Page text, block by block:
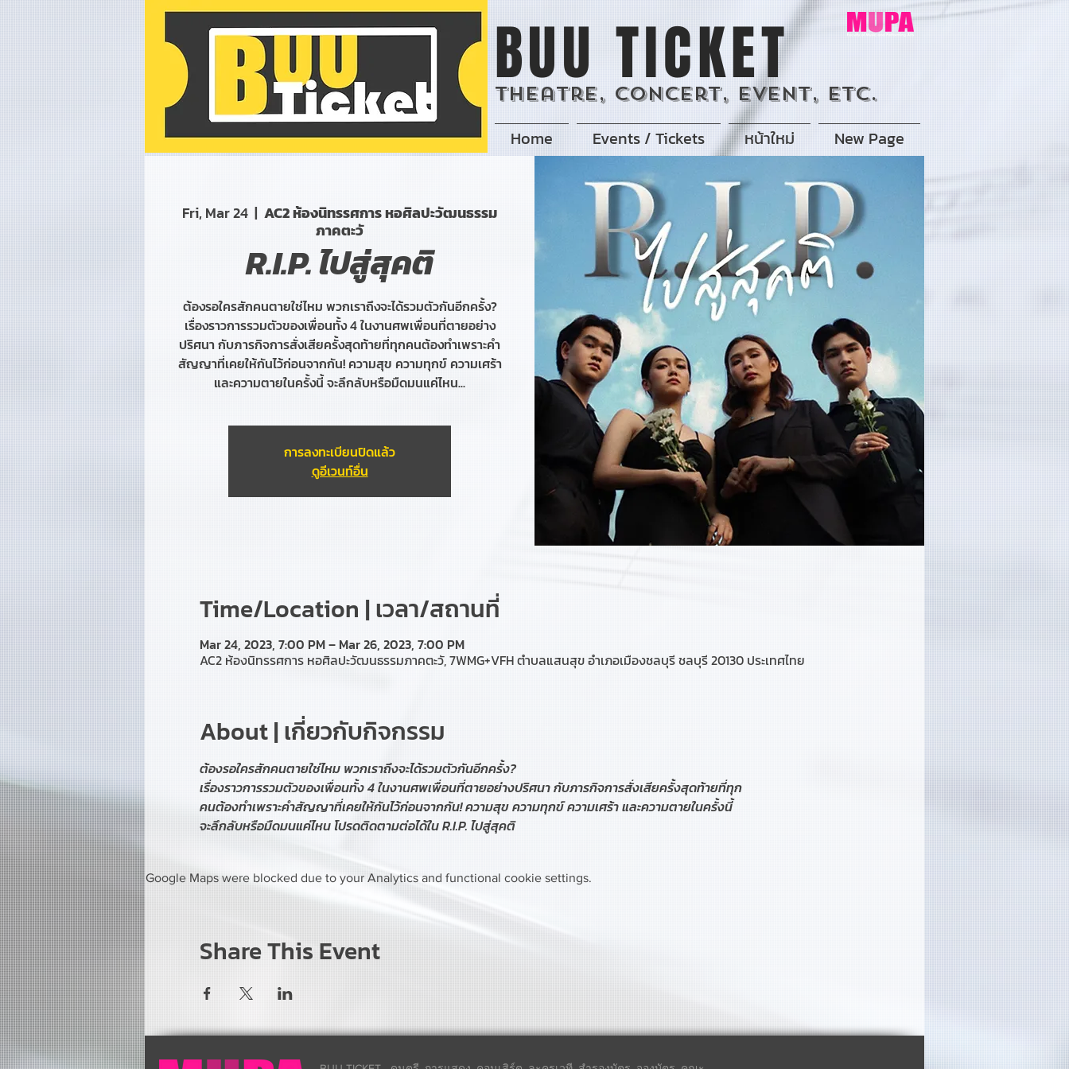
BUU TICKET
Theatre, Concert, Event, Etc.
Home Events / Tickets หน้าใหม่ New Page
Fri, Mar 24
  |
AC2 ห้องนิทรรศการ หอศิลปะวัฒนธรรม
ภาคตะวั
R.I.P. ไปสู่สุคติ
ต้องรอใครสักคนตายใช่ไหม พวกเราถึงจะได้รวมตัวกันอีกครั้ง?
เรื่องราวการรวมตัวของเพื่อนทั้ง 4 ในงานศพเพื่อนที่ตายอย่าง
ปริศนา กับภารกิจการสั่งเสียครั้งสุดท้ายที่ทุกคนต้องทำเพราะคำ
สัญญาที่เคยให้กันไว้ก่อนจากกัน! ความสุข ความทุกข์ ความเศร้า
และความตายในครั้งนี้ จะลึกลับหรือมืดมนแค่ไหน...
การลงทะเบียนปิดแล้ว
ดูอีเวนท์อื่น
Time/Location | เวลา/สถานที่
Mar 24, 2023, 7:00 PM – Mar 26, 2023, 7:00 PM
AC2 ห้องนิทรรศการ หอศิลปะวัฒนธรรมภาคตะวั, 7WMG+VFH ตำบลแสนสุข อำเภอเมืองชลบุรี ชลบุรี 20130 ประเทศไทย
About | เกี่ยวกับกิจกรรม
ต้องรอใครสักคนตายใช่ไหม พวกเราถึงจะได้รวมตัวกันอีกครั้ง?
เรื่องราวการรวมตัวของเพื่อนทั้ง 4 ในงานศพเพื่อนที่ตายอย่างปริศนา กับภารกิจการสั่งเสียครั้งสุดท้ายที่ทุก
คนต้องทำเพราะคำสัญญาที่เคยให้กันไว้ก่อนจากกัน! ความสุข ความทุกข์ ความเศร้า และความตายในครั้งนี้
จะลึกลับหรือมืดมนแค่ไหน โปรดติดตามต่อได้ใน R.I.P. ไปสู่สุคติ
Google Maps were blocked due to your Analytics and functional cookie settings.
Share This Event